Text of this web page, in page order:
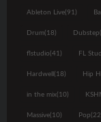
Ableton Live(91)
Drum(18) Dubstep
flstudio(41) FL
Hardwell (18) Hip
in the mix(10)
Massive(10) Pop(22)